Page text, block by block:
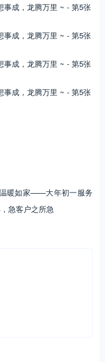
暖如家——大年初一服务
急客户之所急